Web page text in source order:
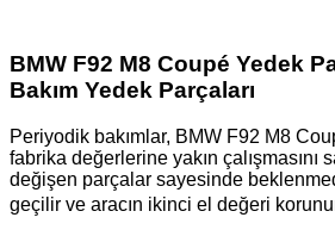
BMW F92 M8 Coupé Yedek
Bakım Yedek Parçaları
Periyodik bakımlar, BMW F92 M8
fabrika değerlerine yakın çalışmasını
değişen parçalar sayesinde
geçilir ve aracın ikinci el değeri